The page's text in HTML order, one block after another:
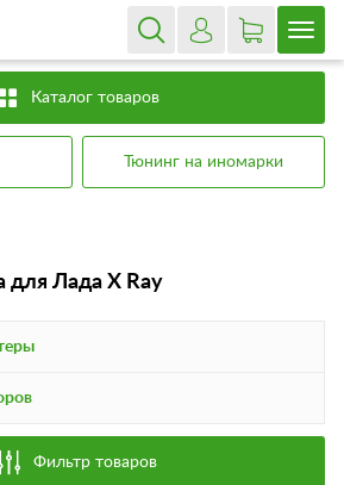
Каталог товаров
Тюнинг на иномарки
для Лада X Ray
Фильтр товаров